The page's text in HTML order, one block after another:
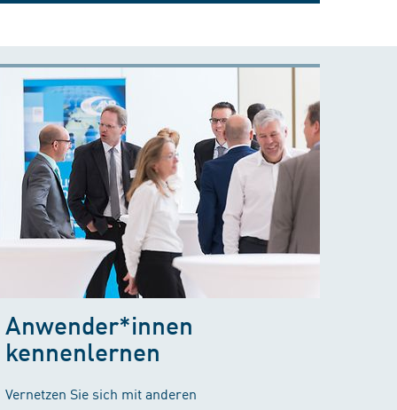
Anwender*innen
kennenlernen
Vernetzen Sie sich mit anderen